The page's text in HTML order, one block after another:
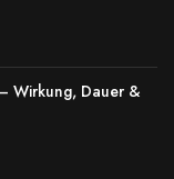
Wirkung, Dauer &